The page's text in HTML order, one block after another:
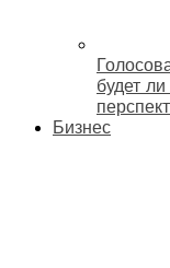
будет
Бизнес